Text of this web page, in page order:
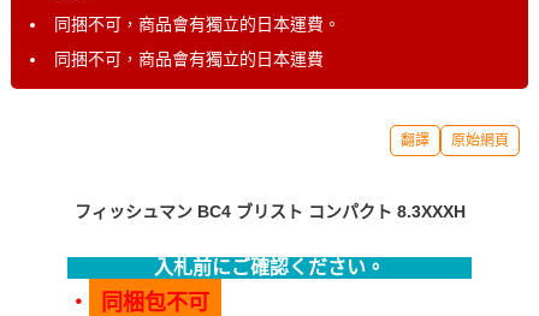
同捆不可，商品會有獨立的日本運費。
同捆不可，商品會有獨立的日本運費
翻譯 原始網頁
フィッシュマン BC4 ブリスト コンパクト 8.3XXXH
入札前にご確認ください。
・ 同梱包不可